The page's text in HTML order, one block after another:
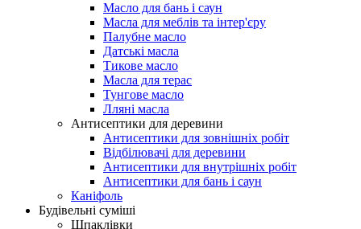
Масло для бань і саун
Масла для меблів та інтер'єру
Палубне масло
Датські масла
Тикове масло
Масла для терас
Тунгове масло
Лляні масла
Антисептики для деревини
Антисептики для зовнішніх робіт
Відбілювачі для деревини
Антисептики для внутрішніх робіт
Антисептики для бань і саун
Каніфоль
Будівельні суміші
Шпаклівки